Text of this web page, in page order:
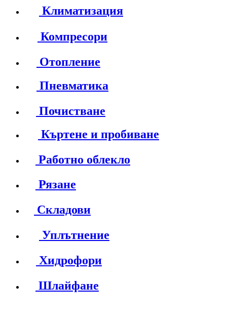
Климатизация
Компресори
Отопление
Пневматика
Почистване
Къртене и пробиване
Работно облекло
Рязане
Складови
Уплътнение
Хидрофори
Шлайфане